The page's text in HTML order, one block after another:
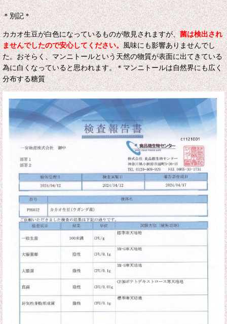
＊別記＊
カカオ生豆が白色になっているものが散見されますが、菌は検出され
ませんでしたので安心してください。風味にも影響ありませんでし
た。おそらく、マンニトールという天然の物質が表面に出てきている
為に白くなっていると思われます。＊マンニトールは自然界にも広く
分布する糖質